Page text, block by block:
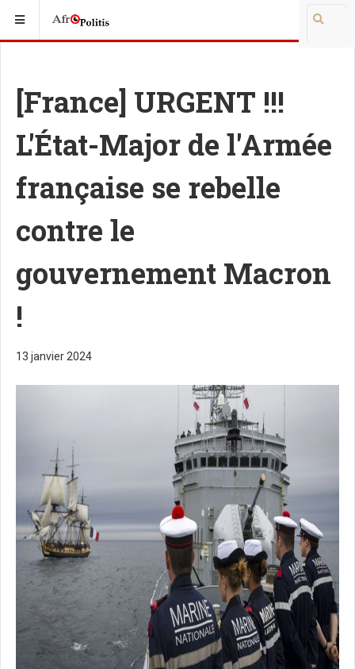
[France] URGENT !!!
L'État-Major de l'Armée
française se rebelle
contre le
gouvernement Macron
!
13 janvier 2024